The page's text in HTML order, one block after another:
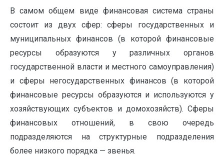
В самом общем виде финансовая система страны
состоит из двух сфер: сферы государственных и
муниципальных финансов (в которой финансовые
ресурсы образуются у различных органов
государственной власти и местного самоуправления)
и сферы негосударственных финансов (в которой
финансовые ресурсы образуются и используются у
хозяйствующих субъектов и домохозяйств). Сферы
финансовых отношений, в свою очередь
подразделяются на структурные подразделения
более низкого порядка — звенья.